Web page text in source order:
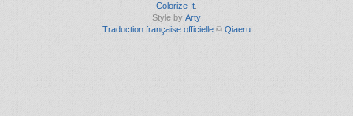
Colorize It.
Style by Arty
Traduction française officielle © Qiaeru